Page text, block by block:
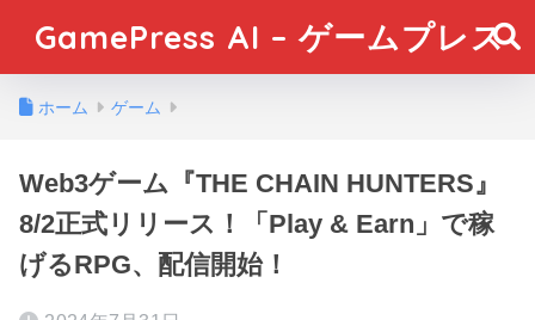
GamePress AI – ゲームプレス
ホーム ゲーム
Web3ゲーム『THE CHAIN HUNTERS』
8/2正式リリース！「Play & Earn」で稼
げるRPG、配信開始！